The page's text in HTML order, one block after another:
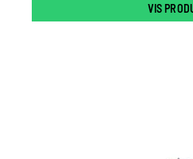
VIS